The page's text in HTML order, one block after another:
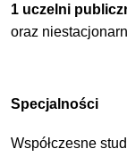
1 uczelni
oraz
Specjalności
Współczesne